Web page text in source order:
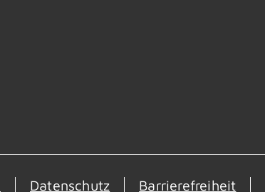
Datenschutz Barrierefreiheit